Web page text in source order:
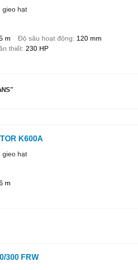
gieo hạt
m Độ sâu hoạt động
120 mm
thiết 230 HP
K600A
gieo hạt
m
300 FRW